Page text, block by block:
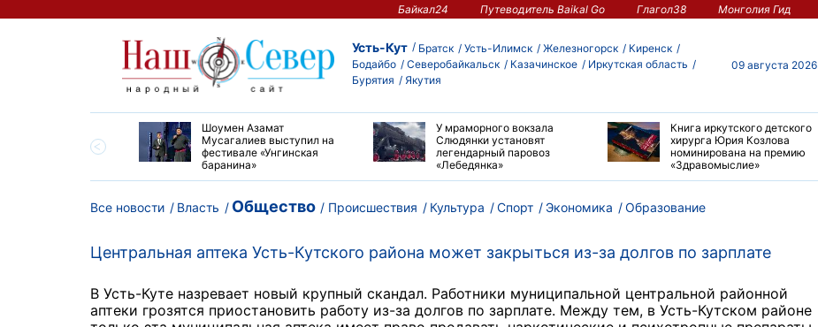
Байкал24 Путеводитель Baikal Go Глагол38 Монголия Гид
Усть-Кут Братск Усть-Илимск Железногорск
Киренск
Бодайбо
Северобайкальск Казачинское
Иркутская область
Бурятия
Якутия
09 августа 2026
свой высокий
на конгрессе в
Шоумен Азамат
Мусагалиев выступил на
фестивале «Унгинская
баранина»
У мраморного вокзала
Слюдянки установят
легендарный паровоз
«Лебедянка»
Книга иркутского детского
хирурга Юрия Козлова
номинирована на премию
«Здравомыслие»
Все новости Власть Общество Происшествия Культура Спорт Экономика Образование
Центральная аптека Усть-Кутского района может закрыться из-за долгов по зарплате
В Усть-Куте назревает новый крупный скандал. Работники муниципальной центральной районной
аптеки грозятся приостановить работу из-за долгов по зарплате. Между тем, в Усть-Кутском районе